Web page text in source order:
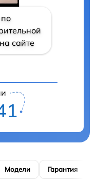
сайте
Модели Гарантия